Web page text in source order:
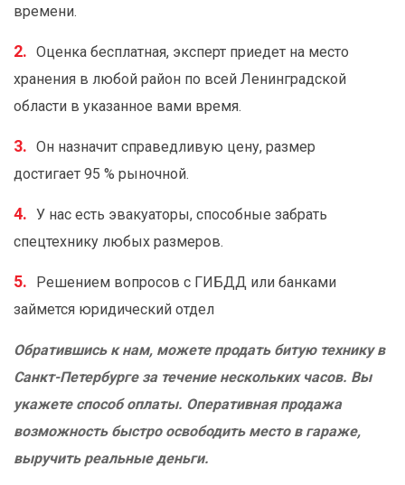
времени.
Оценка бесплатная, эксперт приедет на место
хранения в любой район по всей Ленинградской
области в указанное вами время.
Он назначит справедливую цену, размер
достигает 95 % рыночной.
У нас есть эвакуаторы, способные забрать
спецтехнику любых размеров.
Решением вопросов с ГИБДД или банками
займется юридический отдел
Обратившись к нам, можете продать битую технику в
Санкт-Петербурге за течение нескольких часов. Вы
укажете способ оплаты. Оперативная продажа
возможность быстро освободить место в гараже,
выручить реальные деньги.